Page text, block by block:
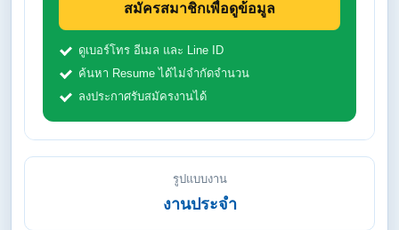
สมัครสมาชิกเพื่อดูข้อมูล
ดูเบอร์โทร อีเมล และ Line ID
ค้นหา Resume ได้ไม่จำกัดจำนวน
ลงประกาศรับสมัครงานได้
รูปแบบงาน
งานประจำ